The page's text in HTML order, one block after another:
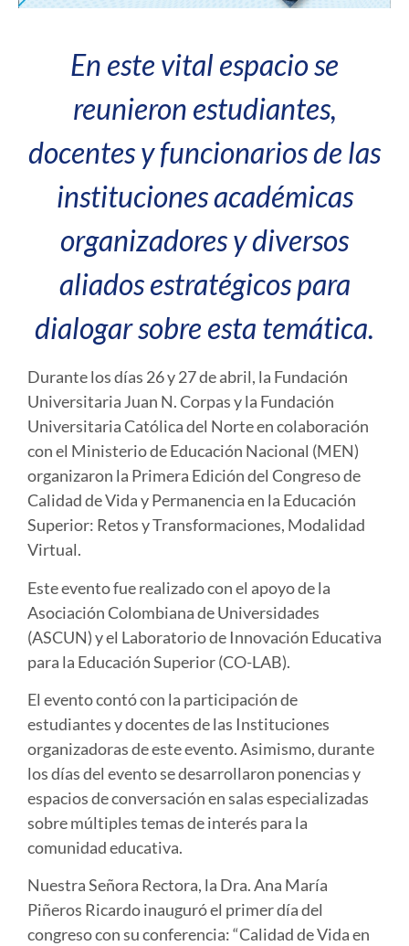
En este vital espacio se
reunieron estudiantes,
docentes y funcionarios de las
instituciones académicas
organizadores y diversos
aliados estratégicos para
dialogar sobre esta temática.
Durante los días 26 y 27 de abril, la Fundación
Universitaria Juan N. Corpas y la Fundación
Universitaria Católica del Norte en colaboración
con el Ministerio de Educación Nacional (MEN)
organizaron la Primera Edición del Congreso de
Calidad de Vida y Permanencia en la Educación
Superior: Retos y Transformaciones, Modalidad
Virtual.
Este evento fue realizado con el apoyo de la
Asociación Colombiana de Universidades
(ASCUN) y el Laboratorio de Innovación Educativa
para la Educación Superior (CO-LAB).
El evento contó con la participación de
estudiantes y docentes de las Instituciones
organizadoras de este evento. Asimismo, durante
los días del evento se desarrollaron ponencias y
espacios de conversación en salas especializadas
sobre múltiples temas de interés para la
comunidad educativa.
Nuestra Señora Rectora, la Dra. Ana María
Piñeros Ricardo inauguró el primer día del
congreso con su conferencia: “Calidad de Vida en